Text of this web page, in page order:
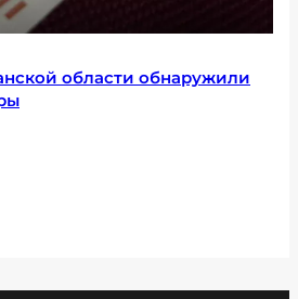
области обнаружили